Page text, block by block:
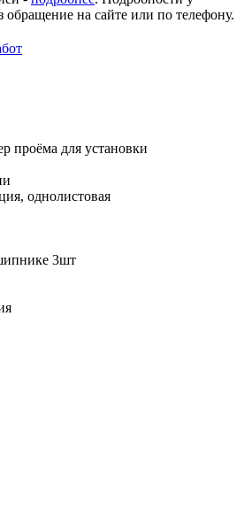
обращение на сайте или по телефону.
проёма для установки
однолистовая
3шт